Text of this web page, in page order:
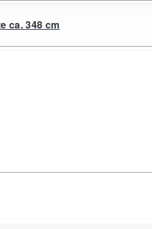
ca. 348 cm